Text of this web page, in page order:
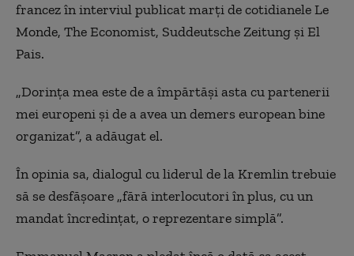
francez în interviul publicat marţi de cotidianele Le
Monde, The Economist, Suddeutsche Zeitung şi El
Pais.
„Dorinţa mea este de a împărtăşi asta cu partenerii
mei europeni şi de a avea un demers european bine
organizat”, a adăugat el.
În opinia sa, dialogul cu liderul de la Kremlin trebuie
să se desfăşoare „fără interlocutori în plus, cu un
mandat încredinţat, o reprezentare simplă”.